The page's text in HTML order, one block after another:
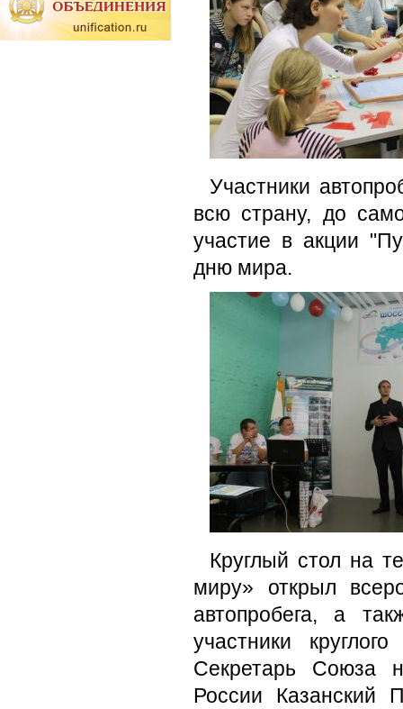
Участники
всю страну, до
участие в акции
дню мира.
Круглый стол на
миру» открыл
автопробега, а
участники
Секретарь Союза
России Казанский